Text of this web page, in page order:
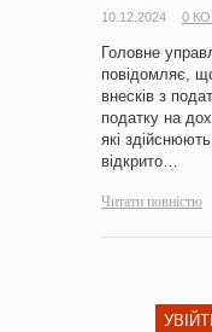
10.12.2024 0
Головне
повідомляє,
внесків з
податку на
які
відкрито…
Читати повністю